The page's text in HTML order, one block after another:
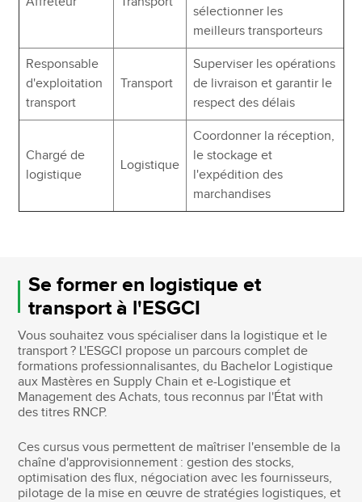
sélectionner les
meilleurs transporteurs
Responsable
d'exploitation
transport
Transport
Superviser les opérations
de livraison et garantir le
respect des délais
Chargé de
logistique
Logistique
Coordonner la réception,
le stockage et
l'expédition des
marchandises
Se former en logistique et
transport à l'ESGCI
Vous souhaitez vous spécialiser dans la logistique et le
transport ? L'ESGCI propose un parcours complet de
formations professionnalisantes, du Bachelor Logistique
aux Mastères en Supply Chain et e-Logistique et
Management des Achats, tous reconnus par l'État with
des titres RNCP.
Ces cursus vous permettent de maîtriser l'ensemble de la
chaîne d'approvisionnement : gestion des stocks,
optimisation des flux, négociation avec les fournisseurs,
pilotage de la mise en œuvre de stratégies logistiques, et